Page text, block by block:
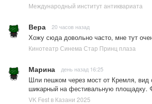
Международный институт антиквариата
Вера 20 часов назад
Хожу сюда довольно часто, мне тут
Кинотеатр Синема Стар Принц плаза
Марина день назад 16:25
Шли пешком через мост от Кремля, вид
шикарный на фестивальную площадку.
VK Fest в Казани 2025